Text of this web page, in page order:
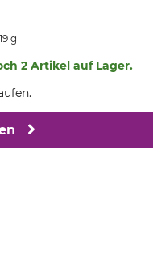
g
2 Artikel auf Lager.